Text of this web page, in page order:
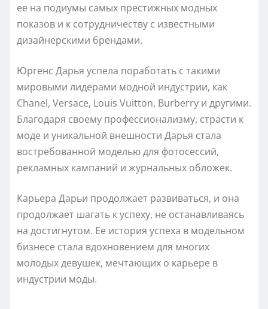
ее на подиумы самых престижных модных
показов и к сотрудничеству с известными
дизайнерскими брендами.
Юргенс Дарья успела поработать с такими
мировыми лидерами модной индустрии, как
Chanel, Versace, Louis Vuitton, Burberry и другими.
Благодаря своему профессионализму, страсти к
моде и уникальной внешности Дарья стала
востребованной моделью для фотосессий,
рекламных кампаний и журнальных обложек.
Карьера Дарьи продолжает развиваться, и она
продолжает шагать к успеху, не останавливаясь
на достигнутом. Ее история успеха в модельном
бизнесе стала вдохновением для многих
молодых девушек, мечтающих о карьере в
индустрии моды.